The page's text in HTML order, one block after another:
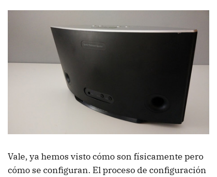
Vale, ya hemos visto cómo son físicamente pero
cómo se configuran. El proceso de configuración